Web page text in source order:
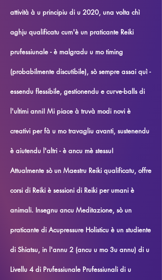
attività à u principiu di u 2020, una volta chì
aghju qualificatu cum'è un praticante Reiki
prufessiunale - è malgradu u mo timing
(probabilmente discutibile), sò sempre assai quì -
essendu flessibile, gestionendu e curve-balls di
l'ultimi anni! Mi piace à truvà modi novi è
creativi per fà u mo travagliu avanti, sustenendu
è aiutendu l'altri - è ancu mè stessu!
Attualmente sò un Maestru Reiki qualificatu, offre
corsi di Reiki è sessioni di Reiki per umani è
animali. Insegnu ancu Meditazione, sò un
praticante di Acupressure Holisticu è un studiente
di Shiatsu, in l'annu 2 (ancu u mo 3u annu) di u
Livellu 4 di Prufessiunale Prufessiunali di u